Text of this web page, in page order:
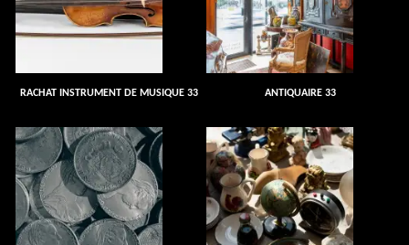
RACHAT INSTRUMENT DE MUSIQUE 33 ANTIQUAIRE 33